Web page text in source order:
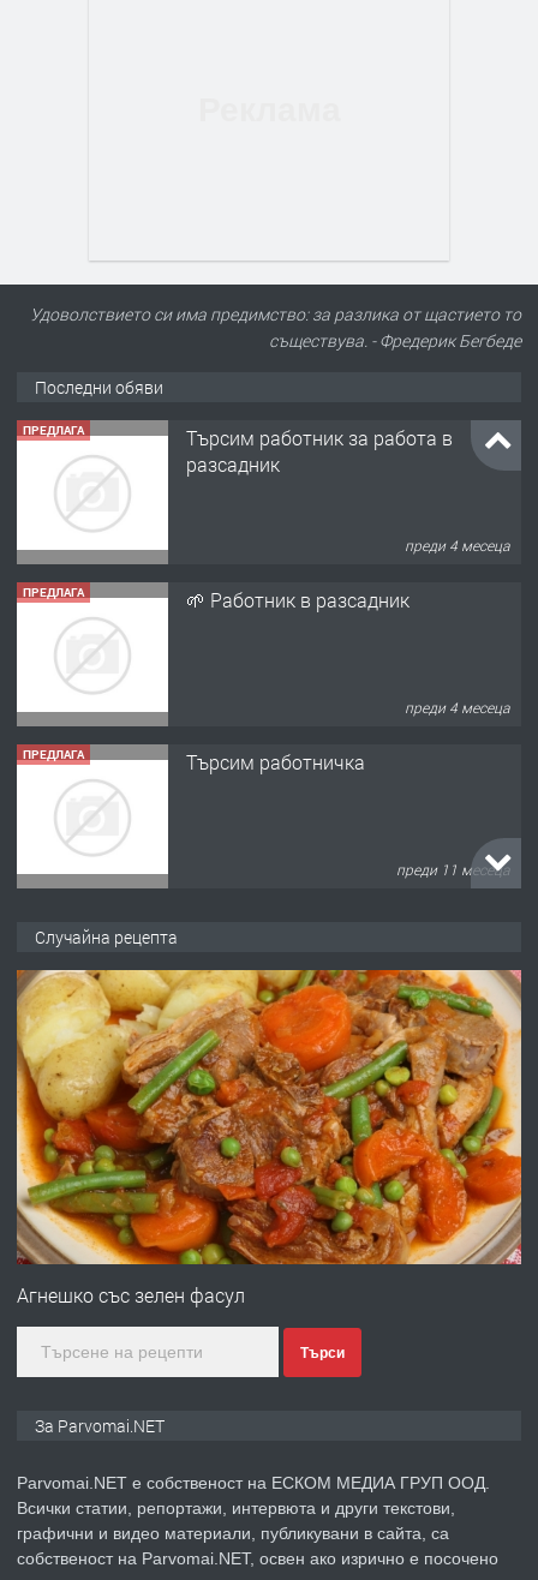
Удоволствието си има предимство: за разлика от щастието то
съществува. - Фредерик Бегбеде
Последни обяви
ПРЕДЛАГА
Търсим работник за работа в
разсадник
преди 4 месеца
ПРЕДЛАГА 🌱 Работник в разсадник
преди 4 месеца
ПРЕДЛАГА Търсим работничка
преди 11 месеца
преди 1 година
ПРЕДЛАГА Работа за общи работници
преди 1 година
ПРЕДЛАГА
Първи поход "По стъпките на Ангел
преди 1 година
ПРЕДЛАГА Уроци по Математика
Случайна рецепта
Aгнешко със зелен фасул
Търси
За Parvomai.NET
Parvomai.NET е собственост на ЕСКОМ МЕДИА ГРУП ООД.
Всички статии, репортажи, интервюта и други текстови,
графични и видео материали, публикувани в сайта, са
собственост на Parvomai.NET, освен ако изрично е посочено